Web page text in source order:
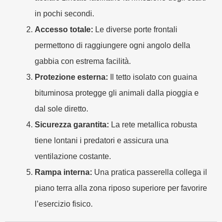
in pochi secondi.
Accesso totale: Le diverse porte frontali
permettono di raggiungere ogni angolo della
gabbia con estrema facilità.
Protezione esterna: Il tetto isolato con guaina
bituminosa protegge gli animali dalla pioggia e
dal sole diretto.
Sicurezza garantita: La rete metallica robusta
tiene lontani i predatori e assicura una
ventilazione costante.
Rampa interna: Una pratica passerella collega il
piano terra alla zona riposo superiore per favorire
l’esercizio fisico.